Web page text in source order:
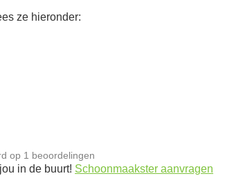
ze hieronder:
op 1 beoordelingen
in de buurt! Schoonmaakster aanvragen